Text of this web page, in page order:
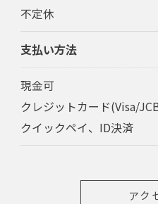
不定休
支払い方法
現金可
クレジットカード(Visa/
クイックペイ、ID決済
アク